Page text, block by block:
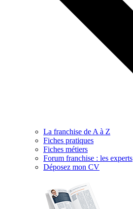
La franchise de A à Z
Fiches pratiques
Fiches métiers
Forum franchise : les experts
Déposez mon CV